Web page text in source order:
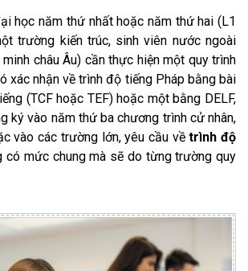
học năm thứ nhất hoặc năm thứ hai (L1
trường kiến trúc, sinh viên nước ngoài
châu Âu) cần thực hiện một quy trình
xác nhận về trình độ tiếng Pháp bằng bài
(TCF hoặc TEF) hoặc một bằng DELF,
ký vào năm thứ ba chương trình cử nhân,
vào các trường lớn, yêu cầu vềtrình độ
có mức chung mà sẽ do từng trường quy